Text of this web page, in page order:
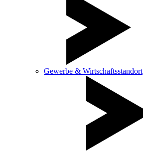
Gewerbe & Wirtschaftsstandort